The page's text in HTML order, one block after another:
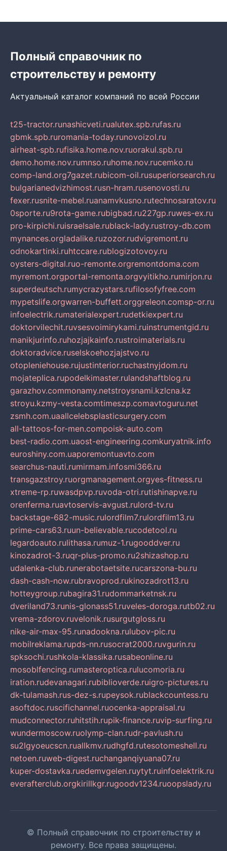
Полный справочник по
строительству и ремонту
Актуальный каталог компаний по всей России
t25-tractor.runashicveti.rualutex.spb.rufas.ru
gbmk.spb.ruromania-today.runovoizol.ru
airheat-spb.rufisika.home.nov.ruorakul.spb.ru
demo.home.nov.rumnso.ruhome.nov.rucemko.ru
comp-land.org7gazet.rubicom-oil.rusuperiorsearch.ru
bulgarianedvizhimost.rusn-hram.rusenovosti.ru
fexer.rusnite-mebel.ruanamvkusno.rutechnosaratov.ru
0sporte.ru9rota-game.rubigbad.ru227gp.ruwes-ex.ru
pro-kirpichi.ruisraelsale.rublack-lady.rustroy-db.com
mynances.orgladalike.ruzozor.rudvigremont.ru
odnokartinki.ruhtccare.rublogizotovoy.ru
oysters-digital.ruo-remonte.orgremontdoma.com
myremont.orgportal-remonta.orgvyitikho.rumirjon.ru
superdeutsch.rumycrazystars.rufilosofyfree.com
mypetslife.orgwarren-buffett.orggreleon.comsp-or.ru
infoelectrik.rumaterialexpert.rudetkiexpert.ru
doktorvilechit.ruvsesvoimirykami.ruinstrumentgid.ru
manikjurinfo.ruhozjajkainfo.rustroimaterials.ru
doktoradvice.ruselskoehozjajstvo.ru
otopleniehouse.rujustinterior.ruchastnyjdom.ru
mojateplica.rupodelkimaster.rulandshaftblog.ru
garazhov.commonamy.netstroysnami.kzlcna.kz
stroyu.kzmy-vesta.comtimeszp.comavtoguru.net
zsmh.com.uaallcelebsplasticsurgery.com
all-tattoos-for-men.compoisk-auto.com
best-radio.com.uaost-engineering.comkuryatnik.info
euroshiny.com.uaporemontuavto.com
searchus-nauti.rumirmam.infosmi366.ru
transgazstroy.ruorgmanagement.orgyes-fitness.ru
xtreme-rp.ruwasdpvp.ruvoda-otri.rutishinapve.ru
orenferma.ruavtoservis-avgust.rulord-tv.ru
backstage-682-music.rulordfilm7.rulordfilm13.ru
prime-cars63.ruun-believable.rucodetool.ru
legardoauto.rulithasa.rumuz-1.rugooddver.ru
kinozadrot-3.ruqr-plus-promo.ru2shizashop.ru
udalenka-club.runerabotaetsite.rucarszona-bu.ru
dash-cash-now.rubravoprod.rukinozadrot13.ru
hotteygroup.rubagira31.rudommarketnsk.ru
dveriland73.runis-glonass51.ruveles-doroga.rutb02.ru
vrema-zdorov.ruvelonik.rusurgutgloss.ru
nike-air-max-95.runadookna.rulubov-pic.ru
mobilreklama.rupds-nn.rusocrat2000.ruvgurin.ru
spksochi.rushkola-klassika.rusabeonline.ru
mosoblfencing.rumasteroptica.rulucomoria.ru
iration.rudevanagari.rubiblioverde.ruigro-pictures.ru
dk-tulamash.rus-dez-s.rupeysok.rublackcountess.ru
asoftdoc.ruscifichannel.ruocenka-appraisal.ru
mudconnector.ruhitstih.rupik-finance.ruvip-surfing.ru
wundermoscow.ruolymp-clan.rudr-pavlush.ru
su2lgyoeucscn.ruallkmv.rudhgfd.rutesotomeshell.ru
netoen.ruweb-digest.ruchanganqiyuana07.ru
kuper-dostavka.ruedemvgelen.ruytyt.ruinfoelektrik.ru
everafterclub.orgkirillkgr.rugoodv1234.ruoopslady.ru
© Полный справочник по строительству и
ремонту. Все права защищены.